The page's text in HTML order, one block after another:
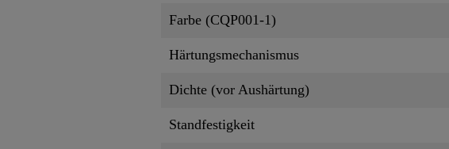
Farbe (CQP001-1)
Härtungsmechanismus
Dichte (vor Aushärtung)
Standfestigkeit